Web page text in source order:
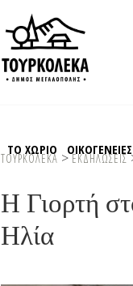
ΤΟ ΧΩΡΙΟ ΟΙΚΟΓΕΝΕΙΕΣ
ΤΟΥΡΚΟΛΕΚΑ >ΕΚΔΗΛΩΣΕΙΣ
Η Γιορτή
Ηλία